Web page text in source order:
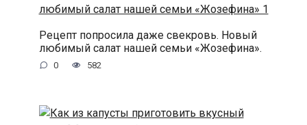
Рецепт попросила даже свекровь. Новый
любимый салат нашей семьи «Жозефина».
0 582